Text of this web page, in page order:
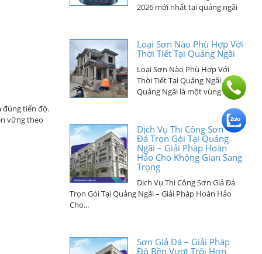
đúng tiến độ.
vững theo
Thời Tiết Tại Quảng Ngãi
Loại Sơn Nào Phù Hợp Với
Thời Tiết Tại Quảng Ngãi,
Quảng Ngãi là một vùng đất...
Dịch Vụ Thi Công Sơn Giả
Đá Trọn Gói Tại Quảng
Ngãi – Giải Pháp Hoàn
Hảo Cho Không Gian Sang
Trọng
Dịch Vụ Thi Công Sơn Giả Đá
Trọn Gói Tại Quảng Ngãi – Giải Pháp Hoàn Hảo
Cho...
Độ Bền Vượt Trội Hơn
Sơn Nước Thông Thường